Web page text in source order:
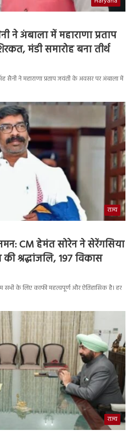
ने अंबाला में महाराणा प्रताप
मंडी समारोह बना तीर्थ
सैनी ने महाराणा प्रताप जयंती के अवसर पर अंबाला में
राज्य
CM हेमंत सोरेन ने सेरेंगसिया
श्रद्धांजलि, 197 विकास
के लिए काफी महत्वपूर्ण और ऐतिहासिक है। हर
राज्य